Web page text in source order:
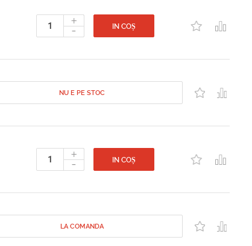
+
- IN COȘ
NU E PE STOC
+
- IN COȘ
LA COMANDA